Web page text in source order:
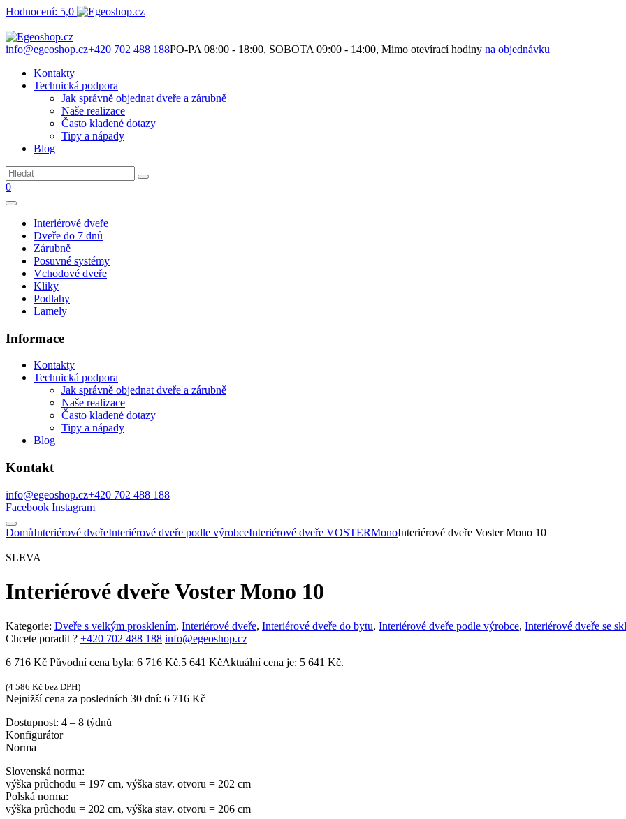
Hodnocení: 5,0
info@egeoshop.cz+420 702 488 188PO-PA 08:00 - 18:00, SOBOTA 09:00 - 14:00, Mimo otevírací hodiny na objednávku
Kontakty
Technická podpora
Jak správně objednat dveře a zárubně
Naše realizace
Často kladené dotazy
Tipy a nápady
Blog
0
Interiérové dveře
Dveře do 7 dnů
Zárubně
Posuvné systémy
Vchodové dveře
Kliky
Podlahy
Lamely
Informace
Kontakty
Technická podpora
Jak správně objednat dveře a zárubně
Naše realizace
Často kladené dotazy
Tipy a nápady
Blog
Kontakt
info@egeoshop.cz+420 702 488 188
Facebook Instagram
DomůInteriérové dveřeInteriérové dveře podle výrobceInteriérové dveře VOSTERMonoInteriérové dveře Voster Mono 10
SLEVA
Interiérové dveře Voster Mono 10
Kategorie: Dveře s velkým prosklením, Interiérové dveře, Interiérové dveře do bytu, Interiérové dveře podle výrobce, Interiérové dveře se
Chcete poradit ? +420 702 488 188 info@egeoshop.cz
6 716Kč Původní cena byla: 6 716 Kč.5 641 KčAktuální cena je: 5 641 Kč.
(4 586 Kč bez DPH)
Nejnižší cena za posledních 30 dní: 6 716 Kč
Dostupnost: 4 – 8 týdnů
Konfigurátor
Norma
Slovenská norma:
výška průchodu = 197 cm, výška stav. otvoru = 202 cm
Polská norma:
výška průchodu = 202 cm, výška stav. otvoru = 206 cm